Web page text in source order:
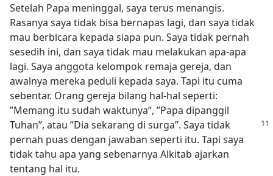
Setelah Papa meninggal, saya terus menangis.
Rasanya saya tidak bisa bernapas lagi, dan saya tidak
mau berbicara kepada siapa pun. Saya tidak pernah
sesedih ini, dan saya tidak mau melakukan apa-apa
lagi. Saya anggota kelompok remaja gereja, dan
awalnya mereka peduli kepada saya. Tapi itu cuma
sebentar. Orang gereja bilang hal-hal seperti:
”Memang itu sudah waktunya”, ”Papa dipanggil
Tuhan”, atau ”Dia sekarang di surga”. Saya tidak
pernah puas dengan jawaban seperti itu. Tapi saya
tidak tahu apa yang sebenarnya Alkitab ajarkan
tentang hal itu.